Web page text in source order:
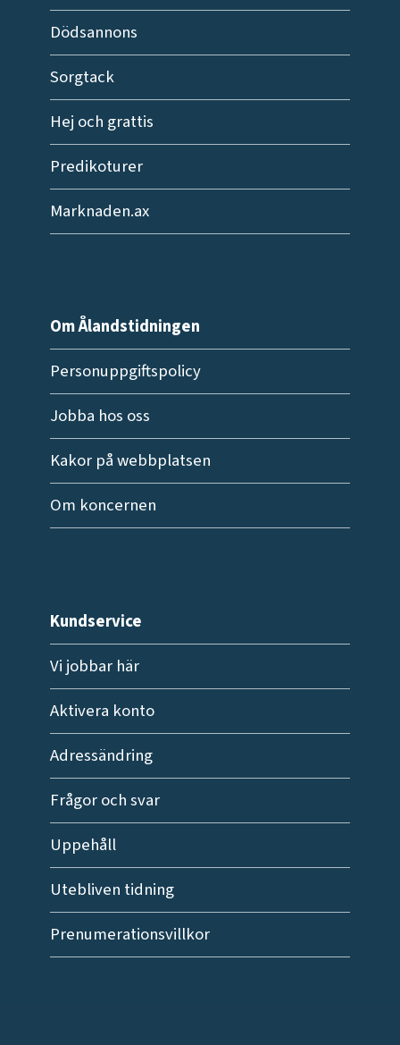
Dödsannons
Sorgtack
Hej och grattis
Predikoturer
Marknaden.ax
Om Ålandstidningen
Personuppgiftspolicy
Jobba hos oss
Kakor på webbplatsen
Om koncernen
Kundservice
Vi jobbar här
Aktivera konto
Adressändring
Frågor och svar
Uppehåll
Utebliven tidning
Prenumerationsvillkor